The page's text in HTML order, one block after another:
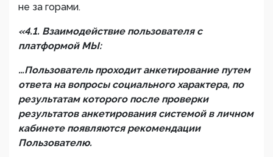
не за горами.
«4.1. Взаимодействие пользователя с
платформой МЫ:
…Пользователь проходит анкетирование путем
ответа на вопросы социального характера, по
результатам которого после проверки
результатов анкетирования системой в личном
кабинете появляются рекомендации
Пользователю.